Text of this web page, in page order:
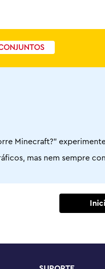
Minecraft?”
mas nem sempre